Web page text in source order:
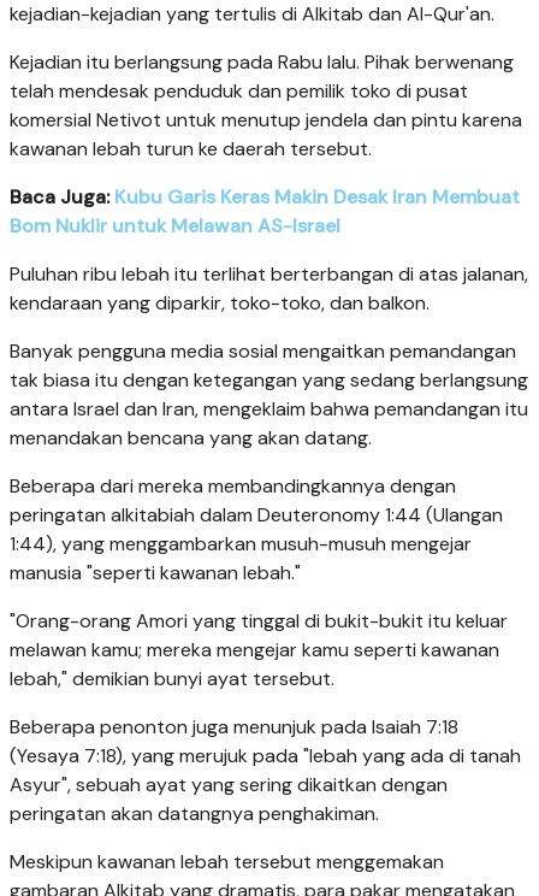
kejadian-kejadian yang tertulis di Alkitab dan Al-Qur'an.
Kejadian itu berlangsung pada Rabu lalu. Pihak berwenang
telah mendesak penduduk dan pemilik toko di pusat
komersial Netivot untuk menutup jendela dan pintu karena
kawanan lebah turun ke daerah tersebut.
Baca Juga:Kubu Garis Keras Makin Desak Iran Membuat
Bom Nuklir untuk Melawan AS-Israel
Puluhan ribu lebah itu terlihat berterbangan di atas jalanan,
kendaraan yang diparkir, toko-toko, dan balkon.
Banyak pengguna media sosial mengaitkan pemandangan
tak biasa itu dengan ketegangan yang sedang berlangsung
antara Israel dan Iran, mengeklaim bahwa pemandangan itu
menandakan bencana yang akan datang.
Beberapa dari mereka membandingkannya dengan
peringatan alkitabiah dalam Deuteronomy 1:44 (Ulangan
1:44), yang menggambarkan musuh-musuh mengejar
manusia "seperti kawanan lebah."
"Orang-orang Amori yang tinggal di bukit-bukit itu keluar
melawan kamu; mereka mengejar kamu seperti kawanan
lebah," demikian bunyi ayat tersebut.
Beberapa penonton juga menunjuk pada Isaiah 7:18
(Yesaya 7:18), yang merujuk pada "lebah yang ada di tanah
Asyur", sebuah ayat yang sering dikaitkan dengan
peringatan akan datangnya penghakiman.
Meskipun kawanan lebah tersebut menggemakan
gambaran Alkitab yang dramatis, para pakar mengatakan